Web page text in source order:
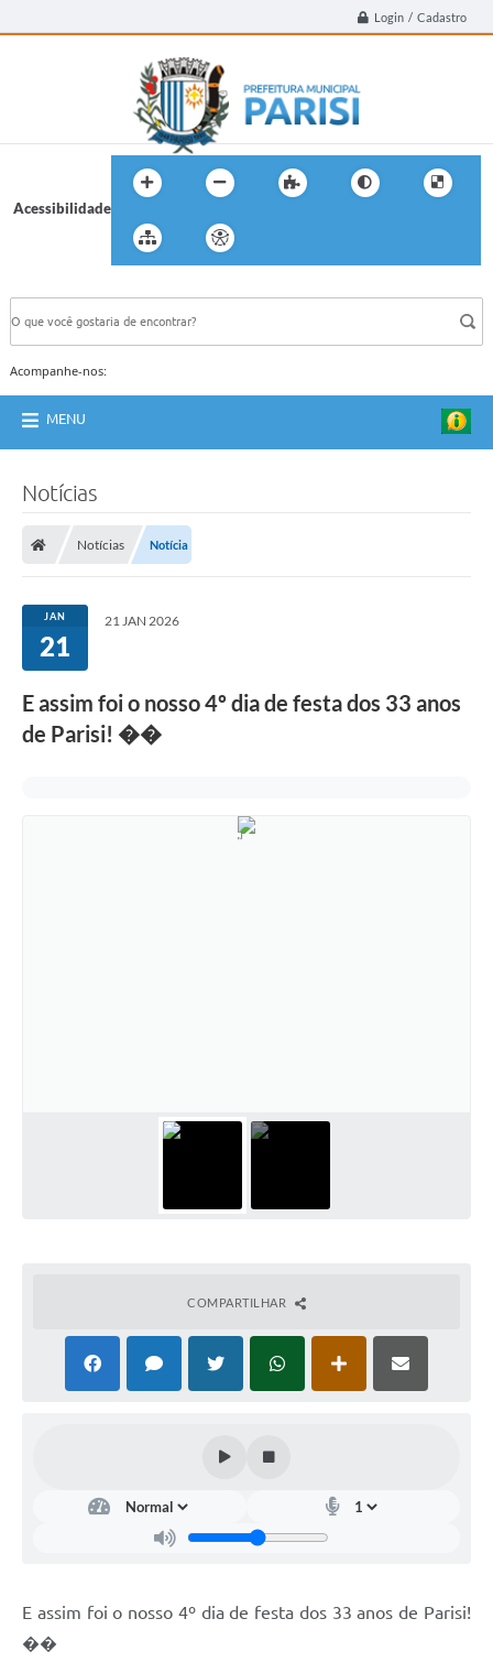
Login / Cadastro
Acessibilidade
Acompanhe-nos:
MENU
Notícias
Notícias Notícia
JAN
21
21 JAN 2026
E assim foi o nosso 4º dia de festa dos 33 anos
de Parisi! ��
COMPARTILHAR
E assim foi o nosso 4º dia de festa dos 33 anos de Parisi!
��